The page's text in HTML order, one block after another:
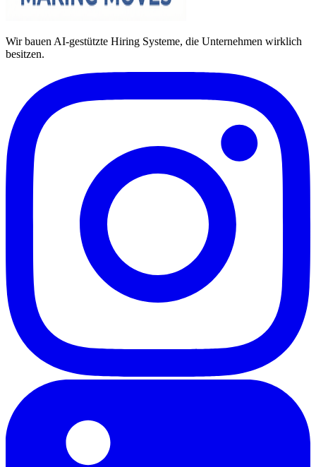
Wir bauen AI-gestützte Hiring Systeme, die Unternehmen wirklich
besitzen.